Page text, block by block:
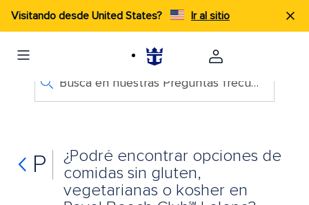
Visitando desde United States? Ir al sitio
Busca en nuestras Preguntas frecuentes
P
¿Podré encontrar opciones de
comidas sin gluten,
vegetarianas o kosher en